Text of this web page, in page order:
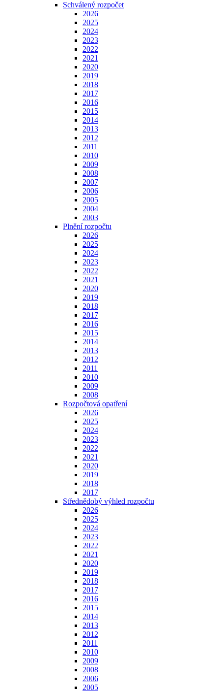
Schválený rozpočet
2026
2025
2024
2023
2022
2021
2020
2019
2018
2017
2016
2015
2014
2013
2012
2011
2010
2009
2008
2007
2006
2005
2004
2003
Plnění rozpočtu
2026
2025
2024
2023
2022
2021
2020
2019
2018
2017
2016
2015
2014
2013
2012
2011
2010
2009
2008
Rozpočtová opatření
2026
2025
2024
2023
2022
2021
2020
2019
2018
2017
Střednědobý výhled rozpočtu
2026
2025
2024
2023
2022
2021
2020
2019
2018
2017
2016
2015
2014
2013
2012
2011
2010
2009
2008
2006
2005